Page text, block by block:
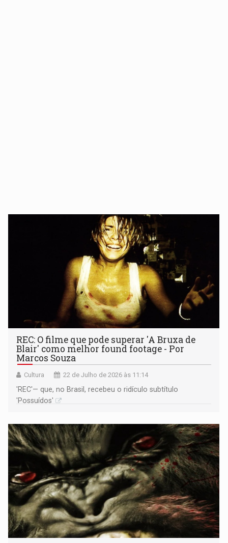
REC: O filme que pode superar 'A Bruxa de
Blair' como melhor found footage - Por
Marcos Souza
Cultura 22 de Julho de 2026 às 11:14
'REC'— que, no Brasil, recebeu o ridículo subtítulo
'Possuídos'